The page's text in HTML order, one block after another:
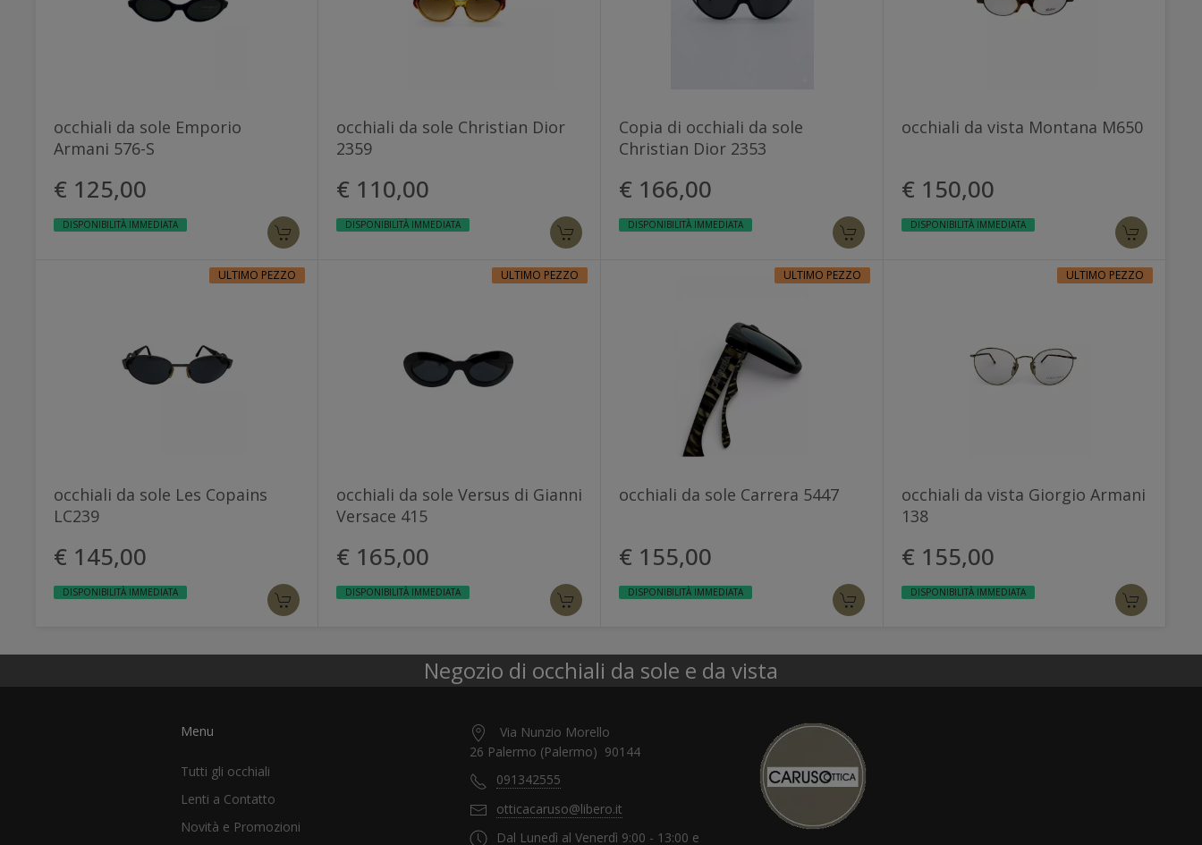
occhiali da sole Emporio
Armani 576-S
€ 125,00
DISPONIBILITÀ IMMEDIATA
occhiali da sole Christian Dior
2359
€ 110,00
DISPONIBILITÀ IMMEDIATA
Copia di occhiali da sole
Christian Dior 2353
€ 166,00
DISPONIBILITÀ IMMEDIATA
occhiali da vista Montana M650
€ 150,00
DISPONIBILITÀ IMMEDIATA
ULTIMO PEZZO
occhiali da sole Les Copains
LC239
€ 145,00
DISPONIBILITÀ IMMEDIATA
ULTIMO PEZZO
occhiali da sole Versus di Gianni
Versace 415
€ 165,00
DISPONIBILITÀ IMMEDIATA
ULTIMO PEZZO
occhiali da sole Carrera 5447
€ 155,00
DISPONIBILITÀ IMMEDIATA
ULTIMO PEZZO
occhiali da vista Giorgio Armani
138
€ 155,00
DISPONIBILITÀ IMMEDIATA
Negozio di occhiali da sole e da vista
Menu
Tutti gli occhiali
Lenti a Contatto
Novità e Promozioni
Via Nunzio Morello
26 Palermo (Palermo) 90144
091342555
otticacaruso@libero.it
Dal Lunedì al Venerdì 9:00 - 13:00 e